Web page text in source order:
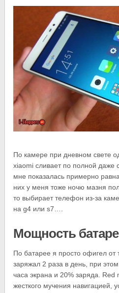
По камере при дневном свете
xiaomi сливает по полной даже
мне показалась примерно
них у меня тоже ночю мазня
то выбирает телефон из-за
на g4 или s7….
Мощность
По батарее я просто офигел от
заряжал 2 раза в день, при
часа экрана и 20% заряда. Red
жесткого мучения навигацией,